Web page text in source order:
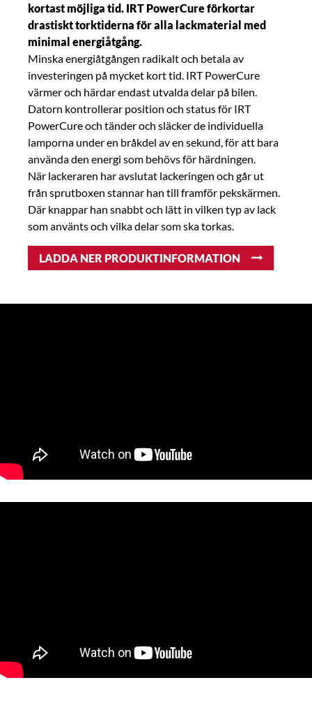
kortast möjliga tid. IRT PowerCure förkortar
drastiskt torktiderna för alla lackmaterial med
minimal energiåtgång.
Minska energiåtgången radikalt och betala av
investeringen på mycket kort tid. IRT PowerCure
värmer och härdar endast utvalda delar på bilen.
Datorn kontrollerar position och status för IRT
PowerCure och tänder och släcker de individuella
lamporna under en bråkdel av en sekund, för att bara
använda den energi som behövs för härdningen.
När lackeraren har avslutat lackeringen och går ut
från sprutboxen stannar han till framför pekskärmen.
Där knappar han snabbt och lätt in vilken typ av lack
som använts och vilka delar som ska torkas.
LADDA NER PRODUKTINFORMATION